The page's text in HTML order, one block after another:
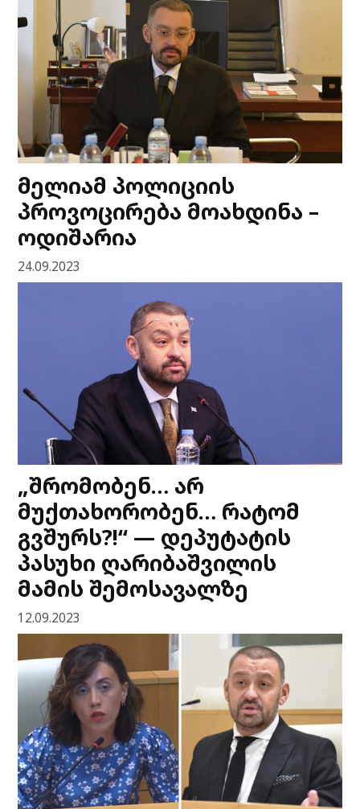
მელიამ პოლიციის
პროვოცირება მოახდინა –
ოდიშარია
24.09.2023
„შრომობენ… არ
მუქთახორობენ… რატომ
გვშურს?!“ — დეპუტატის
პასუხი ღარიბაშვილის
მამის შემოსავალზე
12.09.2023